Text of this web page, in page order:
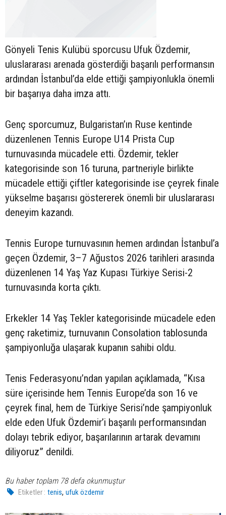
Gönyeli Tenis Kulübü sporcusu Ufuk Özdemir,
uluslararası arenada gösterdiği başarılı performansın
ardından İstanbul’da elde ettiği şampiyonlukla önemli
bir başarıya daha imza attı.
Genç sporcumuz, Bulgaristan’ın Ruse kentinde
düzenlenen Tennis Europe U14 Prista Cup
turnuvasında mücadele etti. Özdemir, tekler
kategorisinde son 16 turuna, partneriyle birlikte
mücadele ettiği çiftler kategorisinde ise çeyrek finale
yükselme başarısı göstererek önemli bir uluslararası
deneyim kazandı.
Tennis Europe turnuvasının hemen ardından İstanbul’a
geçen Özdemir, 3–7 Ağustos 2026 tarihleri arasında
düzenlenen 14 Yaş Yaz Kupası Türkiye Serisi-2
turnuvasında korta çıktı.
Erkekler 14 Yaş Tekler kategorisinde mücadele eden
genç raketimiz, turnuvanın Consolation tablosunda
şampiyonluğa ulaşarak kupanın sahibi oldu.
Tenis Federasyonu’ndan yapılan açıklamada, “Kısa
süre içerisinde hem Tennis Europe’da son 16 ve
çeyrek final, hem de Türkiye Serisi’nde şampiyonluk
elde eden Ufuk Özdemir’i başarılı performansından
dolayı tebrik ediyor, başarılarının artarak devamını
diliyoruz” denildi.
Bu haber toplam 78 defa okunmuştur
Etiketler : tenis,ufuk özdemir